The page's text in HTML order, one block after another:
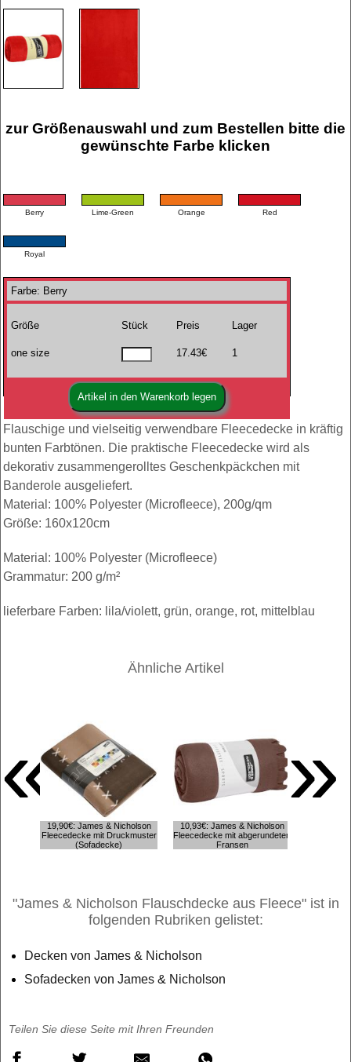
zur Größenauswahl und zum Bestellen bitte die
gewünschte Farbe klicken
Berry Lime-Green Orange Red
Royal
Farbe: Berry
Größe Stück Preis Lager
one size 17.43€ 1
Flauschige und vielseitig verwendbare Fleecedecke in kräftig
bunten Farbtönen. Die praktische Fleecedecke wird als
dekorativ zusammengerolltes Geschenkpäckchen mit
Banderole ausgeliefert.
Material: 100% Polyester (Microfleece), 200g/qm
Größe: 160x120cm
Material: 100% Polyester (Microfleece)
Grammatur: 200 g/m²
lieferbare Farben: lila/violett, grün, orange, rot, mittelblau
Ähnliche Artikel
«
19,90€: James & Nicholson
Fleecedecke mit Druckmuster
(Sofadecke)
10,93€: James & Nicholson
Fleecedecke mit abgerundeten
Fransen
»
"James & Nicholson Flauschdecke aus Fleece" ist in
folgenden Rubriken gelistet:
Decken von James & Nicholson
Sofadecken von James & Nicholson
Teilen Sie diese Seite mit Ihren Freunden